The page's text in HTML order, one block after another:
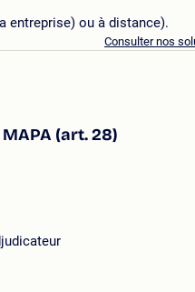
entreprise) ou à distance).
Consulter nos
(art. 28)